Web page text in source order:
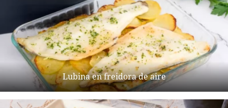
Lubina en freidora de aire